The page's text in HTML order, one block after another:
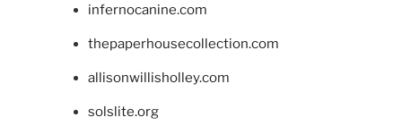
infernocanine.com
thepaperhousecollection.com
allisonwillisholley.com
solslite.org